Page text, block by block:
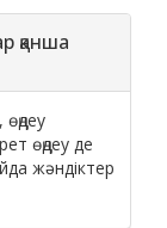
қанша
өңдеу де
жәндіктер